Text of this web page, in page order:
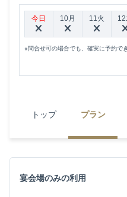
今日 10月 11火
※問合せ可の場合でも、確実に予約で
トップ プラン
宴会場のみの利用